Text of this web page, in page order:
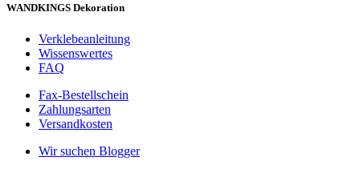
WANDKINGS Dekoration
Verklebeanleitung
Wissenswertes
FAQ
Fax-Bestellschein
Zahlungsarten
Versandkosten
Wir suchen Blogger